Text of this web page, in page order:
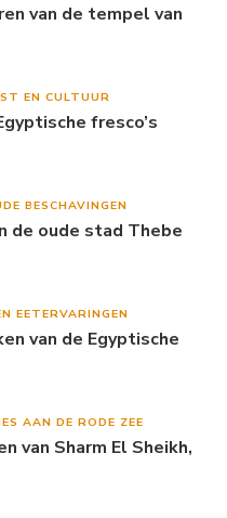
van de tempel van
EN CULTUUR
fresco’s
BESCHAVINGEN
de oude stad Thebe
EETERVARINGEN
van de Egyptische
AAN DE RODE ZEE
van Sharm El Sheikh,